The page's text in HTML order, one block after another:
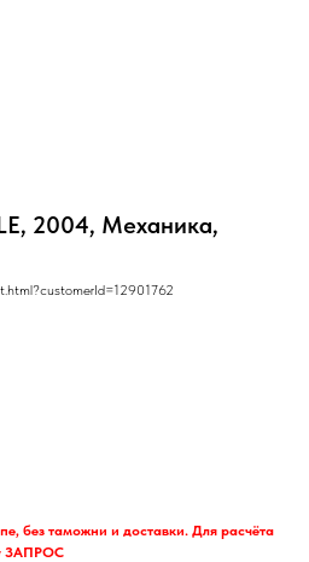
2004, Механика,
без таможни и доставки. Для расчёта
ЗАПРОС